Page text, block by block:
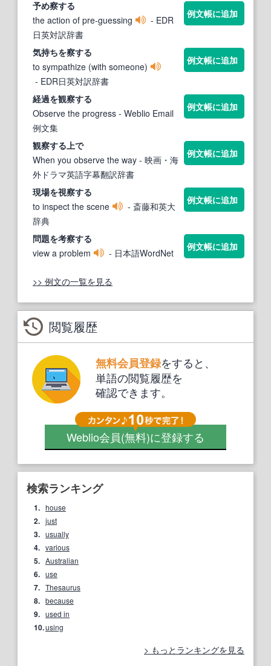
予め察する
the action of pre-guessing
- EDR
日英対訳辞書
例文帳に追加
気持ちを察する
to sympathize (with someone)
- EDR日英対訳辞書
例文帳に追加
経過を観察する
Observe the progress - Weblio Email
例文集
例文帳に追加
観察する 上で
When you observe the way - 映画・海
外ドラマ英語字幕翻訳辞書
例文帳に追加
現場を視察する
to inspect the scene
- 斎藤和英大
辞典
例文帳に追加
問題を考察する
view a problem
- 日本語WordNet
例文帳に追加
>> 例文の一覧を見る
閲覧履歴
無料会員登録をすると、
単語の閲覧履歴を
確認できます。
Weblio会員(無料)に登録する
検索ランキング
1. house
2. just
3. usually
4. various
5. Australian
6. use
7. Thesaurus
8. because
9. used in
10.using
もっとランキングを見る